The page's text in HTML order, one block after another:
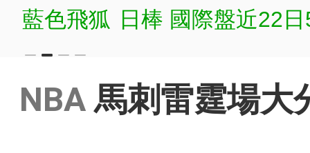
藍色飛狐 日棒 國際盤近22
NBA馬刺雷霆場大